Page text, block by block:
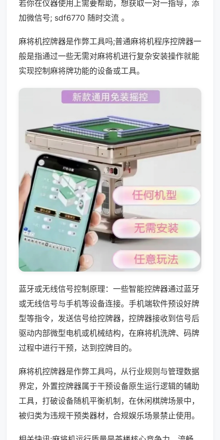
若你在仪器使用上需要帮助，想获取一对一指导，添
加微信号; sdf6770 随时交流 。
麻将机控牌器是作弊工具吗;普通麻将机程序控牌器一
般是指通过一些无需对麻将机进行复杂安装操作就能
实现控制麻将牌功能的设备或工具。
蓝牙或无线信号控制原理：一些智能控牌器通过蓝牙
或无线信号与手机等设备连接。手机端软件预设好牌
型等指令，发送信号给控牌器，控牌器接收到信号后
驱动内部微型电机或机械结构，在麻将机洗牌、码牌
过程中进行干预，达到控牌目的。
麻将机控牌器是作弊工具吗，从行业规则与管理数据
界定，外置控牌器属于干预设备原生运行逻辑的辅助
工具，打破设备随机平衡机制，在休闲棋牌场景中，
被归类为违规干预类器材，合规娱乐场景禁止使用。